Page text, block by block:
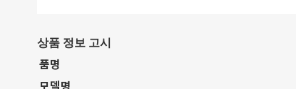
상품 정보 고시
품명
모델명